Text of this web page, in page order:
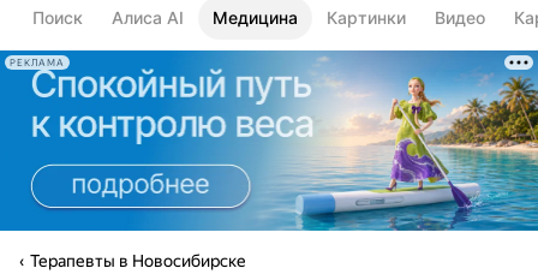
Поиск Алиса AI Медицина Картинки Видео
РЕКЛАМА
Терапевты в Новосибирске